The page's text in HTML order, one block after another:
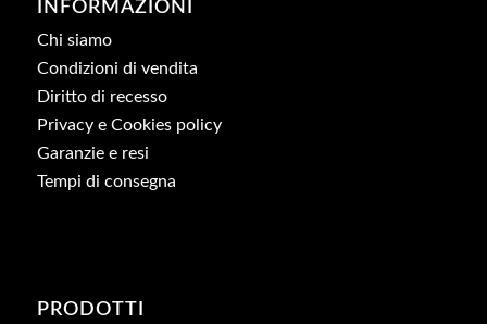
INFORMAZIONI
Chi siamo
Condizioni di vendita
Diritto di recesso
Privacy e Cookies policy
Garanzie e resi
Tempi di consegna
PRODOTTI